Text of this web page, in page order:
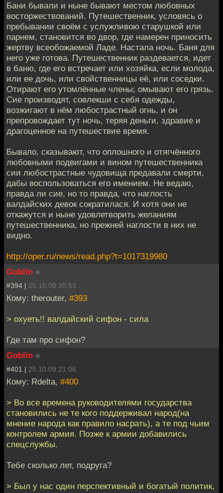
Бани бывали и ныне бывают местом любовных
восторжествований. Путешественник, условясь о
пребывании своём с услужливою старушкой или
парнем, становится во двор, где намерен приносить
жертву всеобожаемой Ладе. Настала ночь. Баня для
него уже готова. Путешественник раздевается, идет
в баню, где его встречает или хозяйка, если молода,
или ее дочь, или свойственницы её, или соседки.
Отирают его утомлённые члены; омывают его грязь.
Сие производят, совлекши с себя одежды,
возжигают в нём любострастный огнь, и он
препровождает тут ночь, теряя деньги, здравие и
драгоценное на путешествие время.
Бывало, сказывают, что оплошного и отягчённого
любовными подвигами и вином путешественника
сии любострастные чудовища предавали смерти,
дабы воспользоваться его имением. Не ведаю,
правда ли сие, но то правда, что наглость
валдайских девок сократилася. И хотя они не
откажутся и ныне удовлетворить желаниям
путешественника, но прежней наглости в них не
видно.
http://oper.ru/news/read.php?t=1017319980
Goblin »
#394 | 25.10.09 20:53
Кому: therouter, #393
> охуеть!! валдайский сифон - сила
Где там про сифон?
Goblin »
#401 | 25.10.09 21:06
Кому: Rdelta, #400
> Во все времена руководителями государства
становились не те кого поддерживал народ(на
мнение народа как правило насрать), а те под чьим
контролем армия. Позже к армии добавились
спецслужбы.
Тебе сколько лет, подруга?
> Был у нас один перспективный и богатый политик,